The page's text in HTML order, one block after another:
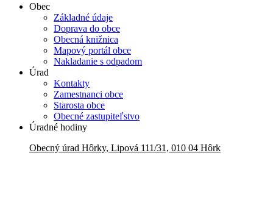
Obec
Základné údaje
Doprava do obce
Obecná knižnica
Mapový portál obce
Nakladanie s odpadom
Úrad
Kontakty
Zamestnanci obce
Starosta obce
Obecné zastupiteľstvo
Úradné hodiny
Obecný úrad Hôrky, Lipová 111/31, 010 04 Hôrk